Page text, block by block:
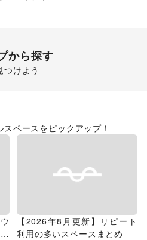
から探す
けよう
ペースをピックアップ！
【2026年8月更新】リピート
利用の多いスペースまとめ